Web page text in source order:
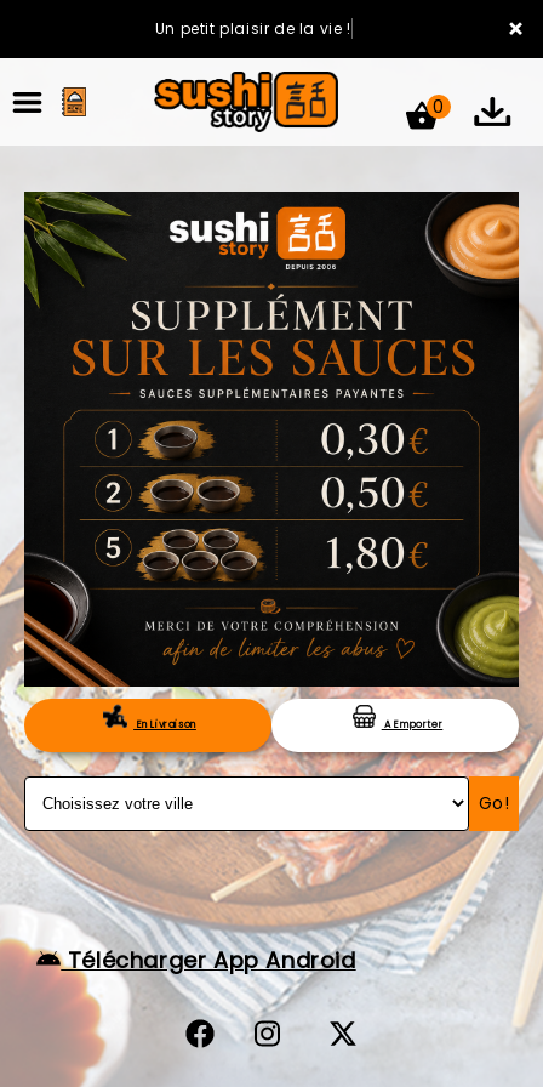
×
Un petit plaisir de la vie !
ACCUEIL
LA CARTE
VOTRE COMPTE
NOTRE RESTAURANT
VOS AVIS
MENTIONS LÉGALES
C.G.V
RÉSERVATION
0
En Livraison A Emporter
Go!
Télécharger App Android